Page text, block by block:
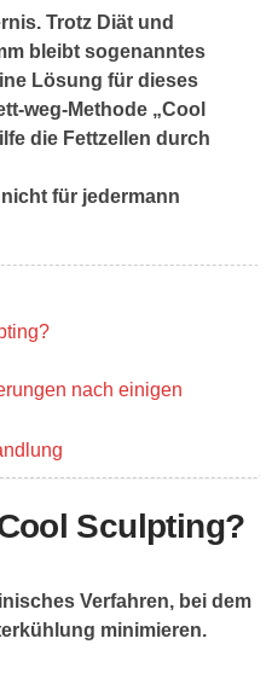
Trotz Diät und
bleibt sogenanntes
Lösung für dieses
weg-Methode „Cool
die Fettzellen durch
für jedermann
nach einigen
Sculpting?
Verfahren, bei dem
minimieren.